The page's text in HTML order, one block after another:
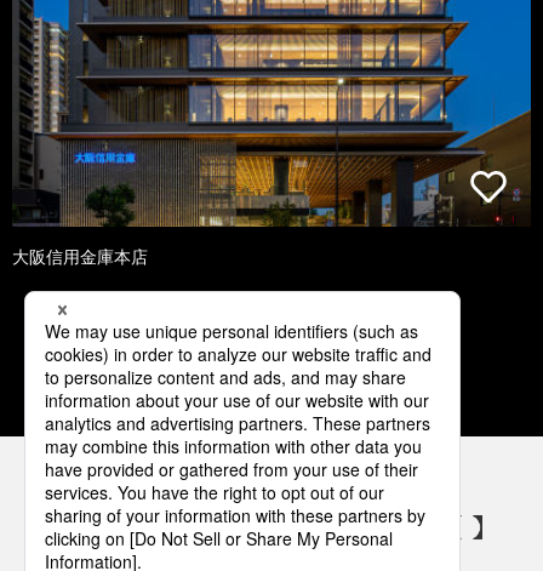
大阪信用金庫本店
1 2 3 4 5
パナソニックの電気設備 SNSアカウント